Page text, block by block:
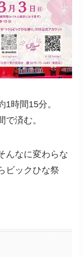
時間15分。
済む。
んなに変わらな
ビックひな祭